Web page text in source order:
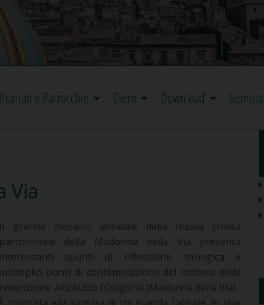
e Parrocchie Clero Download
Via
Il grande mosaico absidale della nuova chiesa
parrocchiale della Madonna della Via presenta
interessanti spunti di riflessione teologica e
molteplici punti di contemplazione del mistero della
redenzione. Anzitutto l’Odigitria (Madonna della Via).